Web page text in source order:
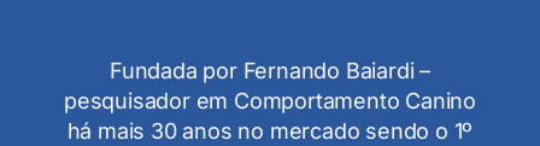
Fundada por Fernando Baiardi –
pesquisador em Comportamento Canino
há mais 30 anos no mercado sendo o 1º